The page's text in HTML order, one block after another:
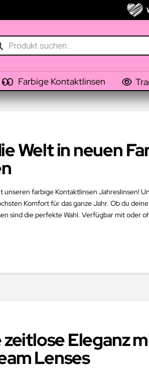
Farbige Kontaktlinsen
Welt in neuen
unseren farbige Kontaktlinsen Jahreslinsen!
Komfort für das ganze Jahr. Ob du
sind die perfekte Wahl. Verfügbar mit oder
zeitlose Eleganz
Lenses